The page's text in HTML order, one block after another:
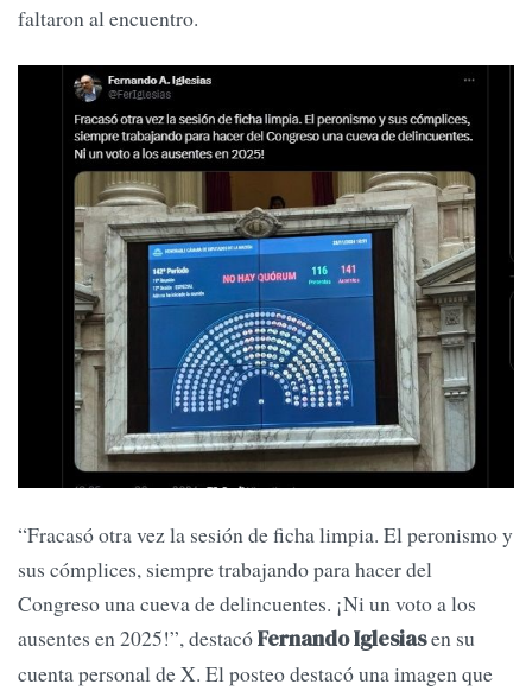
faltaron al encuentro.
“Fracasó otra vez la sesión de ficha limpia. El peronismo y
sus cómplices, siempre trabajando para hacer del
Congreso una cueva de delincuentes. ¡Ni un voto a los
ausentes en 2025!”, destacóFernando Iglesiasen su
cuenta personal de X. El posteo destacó una imagen que